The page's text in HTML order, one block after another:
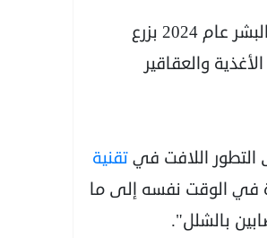
وبحسب وكالة "رويترز"، فإنّ: "نيورالينك كانت قد بدأت تجاربها على البشر عام 2024 بزرع
والعقاقير
اللافت فيتقنية
في الوقت نفسه إلى ما
بالشلل".